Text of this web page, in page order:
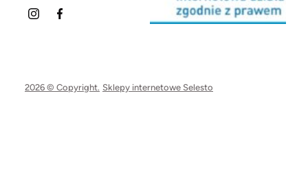
2026 © Copyright. Sklepy internetowe Selesto